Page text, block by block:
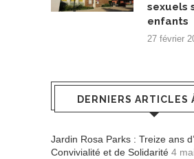
sexuels
enfants
27 février
DERNIERS ARTICLES
Jardin Rosa Parks : Treize ans
Convivialité et de Solidarité 4